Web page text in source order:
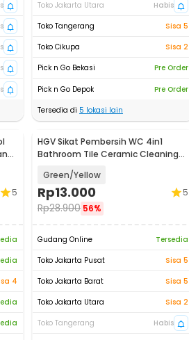
Toko Jakarta Utara
Habis
Toko Tangerang
Sisa 5
Toko Cikupa
Sisa 2
Pick n Go Bekasi
Pre Order
Pick n Go Depok
Pre Order
Tersedia di 5 lokasi lain
5
4
HGV Sikat Pembersih WC 4in1
Bathroom Tile Ceramic Cleaning
Green/Yellow
Rp13.000
Rp28.900 56%
5
Gudang Online
Tersedia
Toko Jakarta Pusat
Sisa 5
Toko Jakarta Barat
Sisa 5
Toko Jakarta Utara
Sisa 2
Toko Tangerang
Habis